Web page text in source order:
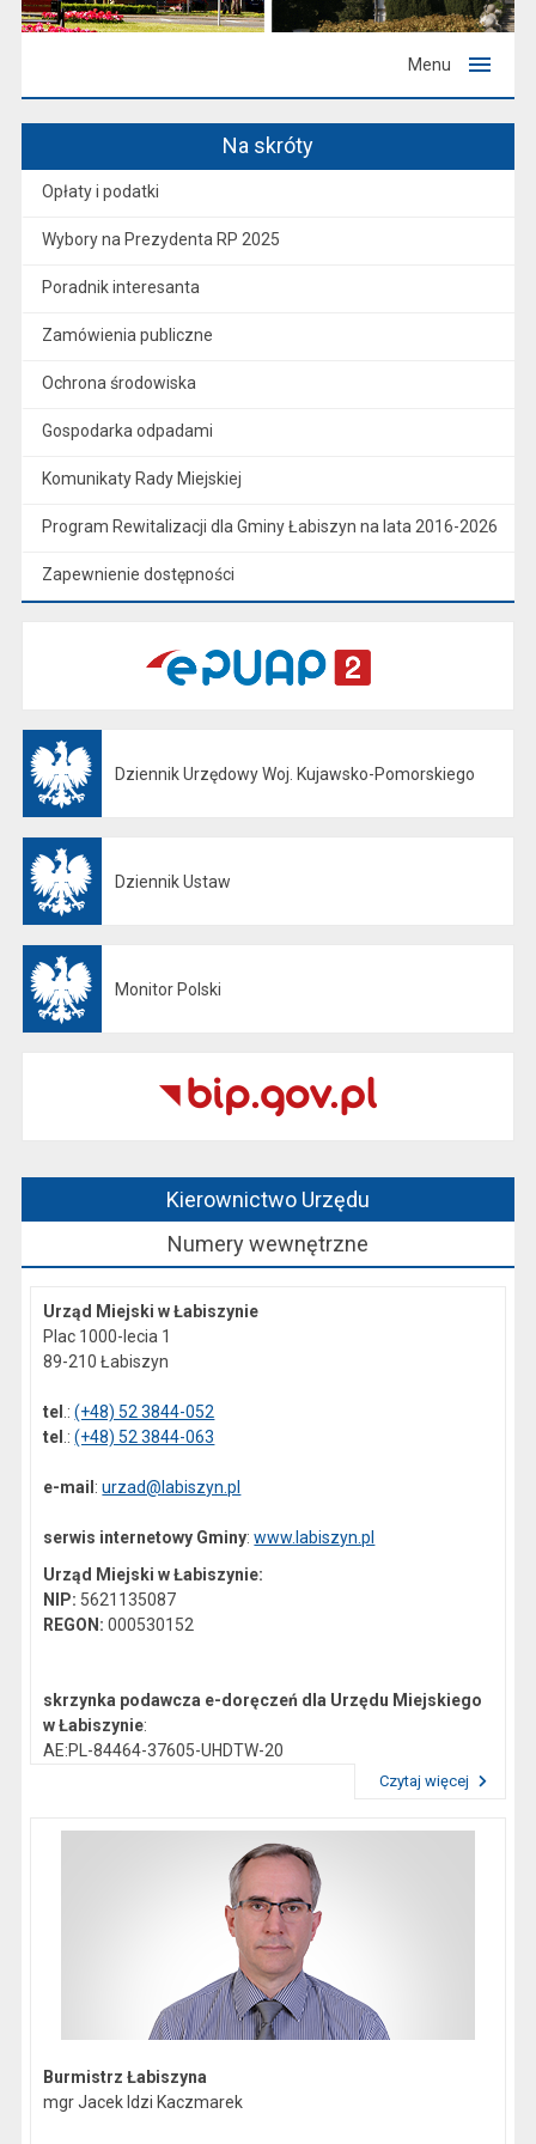
Menu
Na skróty
Opłaty i podatki
Wybory na Prezydenta RP 2025
Poradnik interesanta
Zamówienia publiczne
Ochrona środowiska
Gospodarka odpadami
Komunikaty Rady Miejskiej
Program Rewitalizacji dla Gminy Łabiszyn na lata 2016-2026
Zapewnienie dostępności
Dziennik Urzędowy Woj. Kujawsko-Pomorskiego
Dziennik Ustaw
Monitor Polski
Kierownictwo Urzędu
Numery wewnętrzne
Urząd Miejski w Łabiszynie
Plac 1000-lecia 1
89-210 Łabiszyn
tel .:(+48) 52 3844-052
tel .:(+48) 52 3844-063
e-mail :urzad@labiszyn.pl
serwis internetowy Gminy:www.labiszyn.pl
Urząd Miejski w Łabiszynie:
NIP: 5621135087
REGON:000530152
skrzynka podawcza e-doręczeń dla Urzędu Miejskiego
w Łabiszynie:
AE:PL-84464-37605-UHDTW-20
skrzynka podawcza epuap:
Czytaj więcej
Burmistrz Łabiszyna
mgr Jacek Idzi Kaczmarek